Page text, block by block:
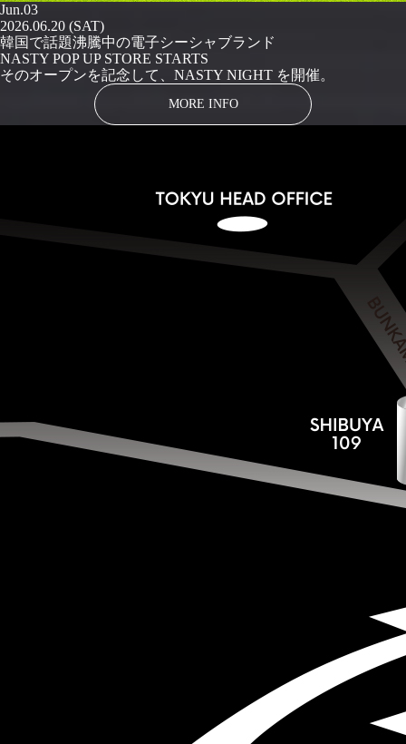
Jun.03
2026.06.20 (SAT)
韓国で話題沸騰中の電子シーシャブランド
NASTY POP UP STORE STARTS
そのオープンを記念して、NASTY NIGHT を開催。
MORE INFO